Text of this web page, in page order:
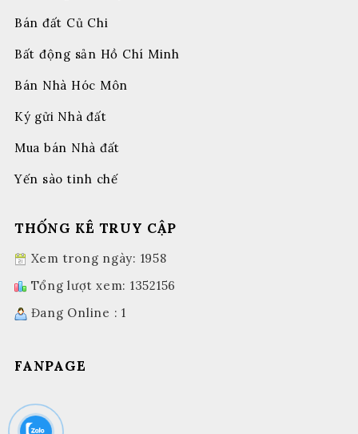
Bán đất Củ Chi
Bất động sản Hồ Chí Minh
Bán Nhà Hóc Môn
Ký gửi Nhà đất
Mua bán Nhà đất
Yến sào tinh chế
THỐNG KÊ TRUY CẬP
Xem trong ngày: 1958
Tổng lượt xem: 1352156
Đang Online : 1
FANPAGE